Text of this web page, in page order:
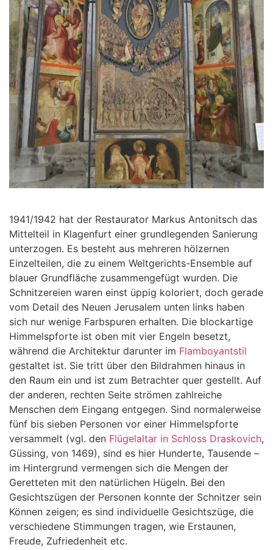
1941/1942 hat der Restaurator Markus Antonitsch das
Mittelteil in Klagenfurt einer grundlegenden Sanierung
unterzogen. Es besteht aus mehreren hölzernen
Einzelteilen, die zu einem Weltgerichts-Ensemble auf
blauer Grundfläche zusammengefügt wurden. Die
Schnitzereien waren einst üppig koloriert, doch gerade
vom Detail des Neuen Jerusalem unten links haben
sich nur wenige Farbspuren erhalten. Die blockartige
Himmelspforte ist oben mit vier Engeln besetzt,
während die Architektur darunter im Flamboyantstil
gestaltet ist. Sie tritt über den Bildrahmen hinaus in
den Raum ein und ist zum Betrachter quer gestellt. Auf
der anderen, rechten Seite strömen zahlreiche
Menschen dem Eingang entgegen. Sind normalerweise
fünf bis sieben Personen vor einer Himmelspforte
versammelt (vgl. den Flügelaltar in Schloss Draskovich,
Güssing, von 1469), sind es hier Hunderte, Tausende –
im Hintergrund vermengen sich die Mengen der
Geretteten mit den natürlichen Hügeln. Bei den
Gesichtszügen der Personen konnte der Schnitzer sein
Können zeigen; es sind individuelle Gesichtszüge, die
verschiedene Stimmungen tragen, wie Erstaunen,
Freude, Zufriedenheit etc.